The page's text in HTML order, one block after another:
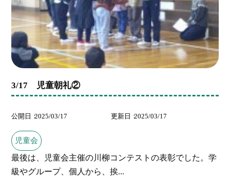
3/17 児童朝礼②
公開日 2025/03/17 更新日 2025/03/17
児童会
最後は、児童会主催の川柳コンテストの表彰でした。学
級やグループ、個人から、挨...